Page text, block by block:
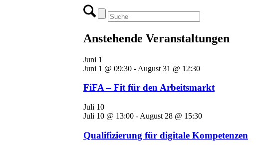
Anstehende Veranstaltungen
Juni 1
Juni 1 @ 09:30 - August 31 @ 12:30
FiFA – Fit für den Arbeitsmarkt
Juli 10
Juli 10 @ 13:00 - August 28 @ 15:30
Qualifizierung für digitale Kompetenzen